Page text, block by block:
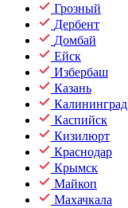
Грозный
Дербент
Домбай
Ейск
Избербаш
Казань
Калининград
Каспийск
Кизилюрт
Краснодар
Крымск
Майкоп
Махачкала